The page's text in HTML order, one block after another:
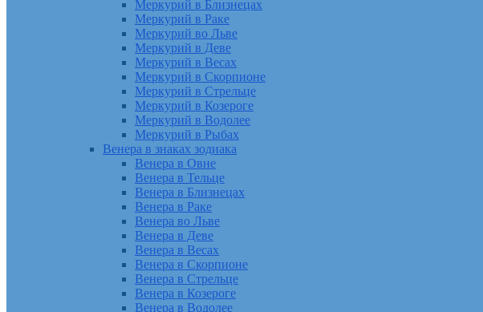
Меркурий в Близнецах
Меркурий в Раке
Меркурий во Льве
Меркурий в Деве
Меркурий в Весах
Меркурий в Скорпионе
Меркурий в Стрельце
Меркурий в Козероге
Меркурий в Водолее
Меркурий в Рыбах
Венера в знаках зодиака
Венера в Овне
Венера в Тельце
Венера в Близнецах
Венера в Раке
Венера во Льве
Венера в Деве
Венера в Весах
Венера в Скорпионе
Венера в Стрельце
Венера в Козероге
Венера в Водолее